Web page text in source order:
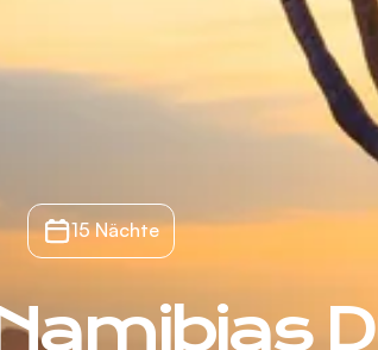
15 Nächte